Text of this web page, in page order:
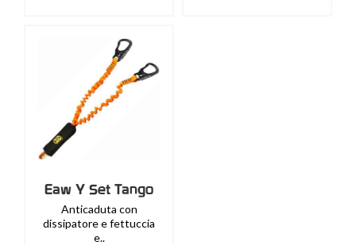
Eaw Y Set Tango
Anticaduta con
dissipatore e fettuccia
e..